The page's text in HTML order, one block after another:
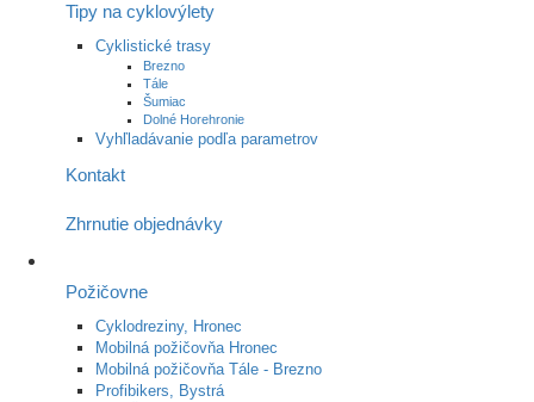
Tipy na cyklovýlety
Cyklistické trasy
Brezno
Tále
Šumiac
Dolné Horehronie
Vyhľladávanie podľa parametrov
Kontakt
Zhrnutie objednávky
Požičovne
Cyklodreziny, Hronec
Mobilná požičovňa Hronec
Mobilná požičovňa Tále - Brezno
Profibikers, Bystrá